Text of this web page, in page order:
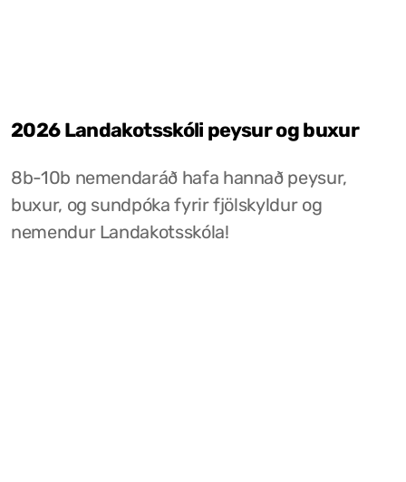
2026 Landakotsskóli peysur og buxur
8b-10b nemendaráð hafa hannað peysur,
buxur, og sundpóka fyrir fjölskyldur og
nemendur Landakotsskóla!